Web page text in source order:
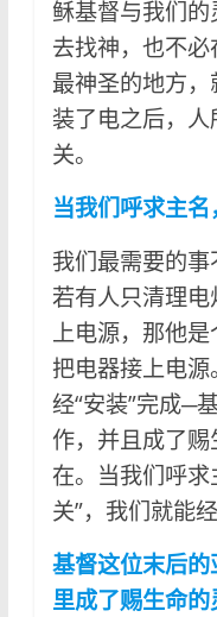
稣基督与我们
去找神，也不
最神圣的地方
装了电之后，
关。
当我们呼求主
我们最需要的事
若有人只清理
上电源，那他
把电器接上电
经“安装”完成─
作，并且成了
在。当我们呼
关”，我们就能
基督这位末后
里成了赐生命的